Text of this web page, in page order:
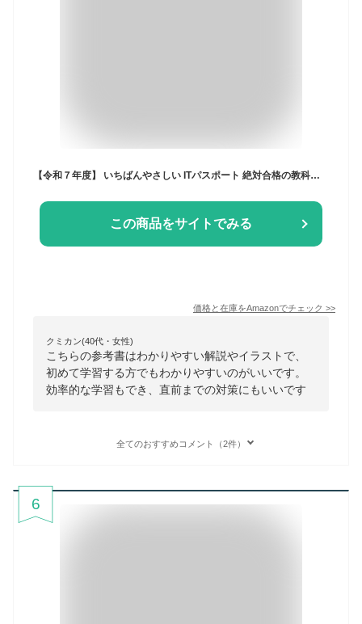
【令和７年度】 いちばんやさしい ITパスポート 絶対合格の教科書＋出る順問題集 (絶対合格の教科書シリーズ)
この商品をサイトでみる
価格と在庫をAmazonでチェック >>
クミカン(40代・女性)
こちらの参考書はわかりやすい解説やイラストで、
初めて学習する方でもわかりやすいのがいいです。
効率的な学習もでき、直前までの対策にもいいです
全てのおすすめコメント（2件）
6